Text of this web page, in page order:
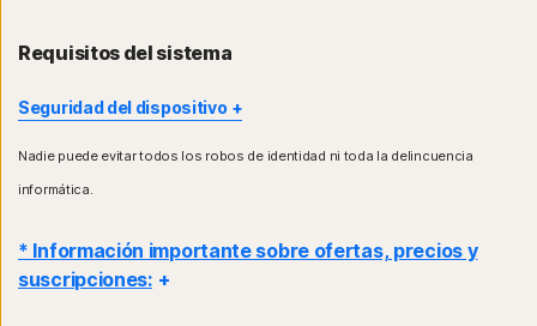
Requisitos del sistema
Seguridad del dispositivo
No todas las funciones están disponibles en todos los
Control para padres de Norton, Copia de seguridad en la nube
con Mac OS.
El soporte para Windows incluye dispositivos que usan chips
x86/Intel y AMD Snapdragon/ARM.
Nadie puede evitar todos los robos de identidad ni toda la delincuencia
informática.
* Información importante sobre ofertas, precios y
suscripciones: